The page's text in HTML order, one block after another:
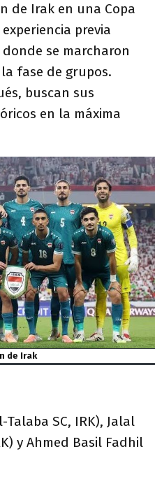
de Irak en una Copa
previa
se marcharon
fase de grupos.
buscan sus
en la máxima
de Irak
Talaba SC, IRK), Jalal
y Ahmed Basil Fadhil